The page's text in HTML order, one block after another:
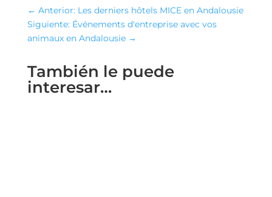
← Anterior: Les derniers hôtels MICE en Andalousie
Siguiente: Événements d'entreprise avec vos
animaux en Andalousie→
También le puede
interesar…